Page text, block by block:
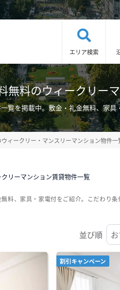
エリア検索
無料のウィークリー
覧を掲載中。敷金・礼金無料、家
ィークリー・マンスリーマンション物件一
リーマンション賃貸物件一覧
並び順
割引キャンペーン
料、家具・家電付をご紹介。こだわり条